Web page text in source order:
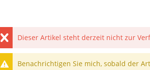
Dieser Artikel steht derzeit nicht zur
Benachrichtigen Sie mich, sobald der